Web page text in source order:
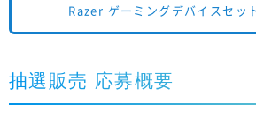
Razer ゲーミングデバイスセッ
抽選販売 応募概要